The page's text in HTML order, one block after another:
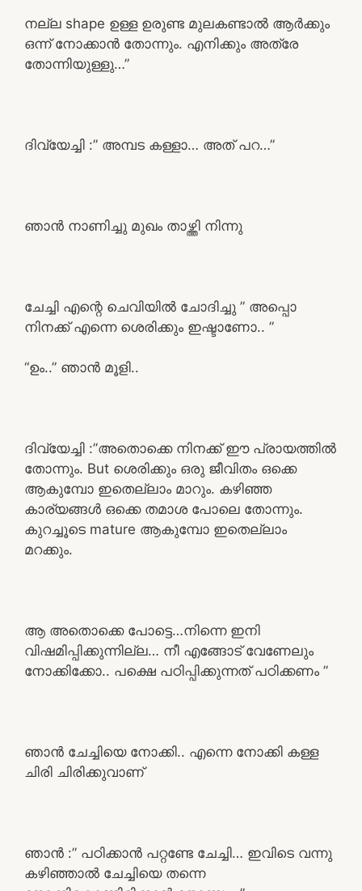
നല്ല shape ഉള്ള ഉരുണ്ട മുലകണ്ടാൽ ആർക്കും
ഒന്ന് നോക്കാൻ തോന്നും. എനിക്കും അത്രേ
തോന്നിയുള്ളു…”
ദിവ്യേച്ചി :” അമ്പട കള്ളാ… അത് പറ…”
ഞാൻ നാണിച്ചു മുഖം താഴ്ത്തി നിന്നു
ചേച്ചി എന്റെ ചെവിയിൽ ചോദിച്ചു ” അപ്പൊ
നിനക്ക് എന്നെ ശെരിക്കും ഇഷ്ടാണോ.. ”
“ഉം..” ഞാൻ മൂളി..
ദിവ്യേച്ചി :”അതൊക്കെ നിനക്ക് ഈ പ്രായത്തിൽ
തോന്നും. But ശെരിക്കും ഒരു ജീവിതം ഒക്കെ
ആകുമ്പോ ഇതെല്ലാം മാറും. കഴിഞ്ഞ
കാര്യങ്ങൾ ഒക്കെ തമാശ പോലെ തോന്നും.
കുറച്ചൂടെ mature ആകുമ്പോ ഇതെല്ലാം
മറക്കും.
ആ അതൊക്കെ പോട്ടെ…നിന്നെ ഇനി
വിഷമിപ്പിക്കുന്നില്ല… നീ എങ്ങോട് വേണേലും
നോക്കിക്കോ.. പക്ഷെ പഠിപ്പിക്കുന്നത് പഠിക്കണം ”
ഞാൻ ചേച്ചിയെ നോക്കി.. എന്നെ നോക്കി കള്ള
ചിരി ചിരിക്കുവാണ്
ഞാൻ :” പഠിക്കാൻ പറ്റണ്ടേ ചേച്ചി… ഇവിടെ വന്നു
കഴിഞ്ഞാൽ ചേച്ചിയെ തന്നെ